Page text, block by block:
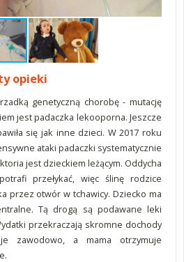
opieki
genetyczną chorobę - mutację
jest padaczka lekooporna. Jeszcze
się jak inne dzieci. W 2017 roku
ataki padaczki systematycznie
jest dzieckiem leżącym. Oddycha
przełykać, więc ślinę rodzice
przez otwór w tchawicy. Dziecko ma
Tą drogą są podawane leki
przekraczają skromne dochody
zawodowo, a mama otrzymuje